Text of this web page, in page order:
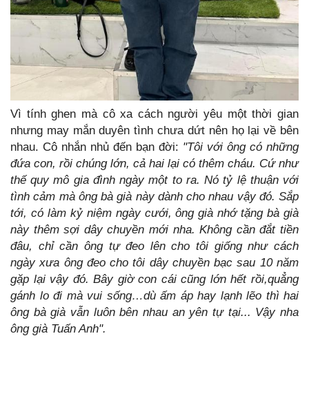
Vì tính ghen mà cô xa cách người yêu một thời gian
nhưng may mắn duyên tình chưa dứt nên họ lại về bên
nhau. Cô nhắn nhủ đến bạn đời: "Tôi với ông có những
đứa con, rồi chúng lớn, cả hai lại có thêm cháu. Cứ như
thế quy mô gia đình ngày một to ra. Nó tỷ lệ thuận với
tình cảm mà ông bà già này dành cho nhau vậy đó. Sắp
tới, có làm kỷ niệm ngày cưới, ông già nhớ tặng bà già
này thêm sợi dây chuyền mới nha. Không cần đắt tiền
đâu, chỉ cần ông tự đeo lên cho tôi giống như cách
ngày xưa ông đeo cho tôi dây chuyền bạc sau 10 năm
gặp lại vậy đó. Bây giờ con cái cũng lớn hết rồi,quẳng
gánh lo đi mà vui sống…dù ấm áp hay lạnh lẽo thì hai
ông bà già vẫn luôn bên nhau an yên tự tại... Vậy nha
ông già Tuấn Anh".